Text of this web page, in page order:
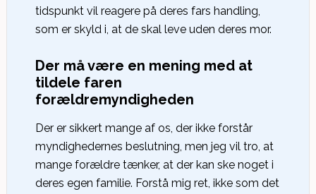
tidspunkt vil reagere på deres fars handling,
som er skyld i, at de skal leve uden deres mor.
Der må være en mening med at
tildele faren
forældremyndigheden
Der er sikkert mange af os, der ikke forstår
myndighedernes beslutning, men jeg vil tro, at
mange forældre tænker, at der kan ske noget i
deres egen familie. Forstå mig ret, ikke som det